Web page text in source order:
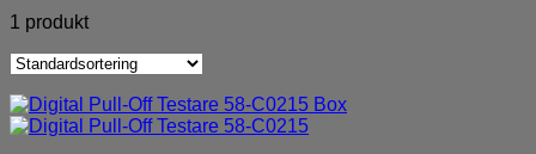
1 produkt